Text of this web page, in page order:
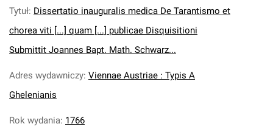
Tytuł: Dissertatio inauguralis medica De Tarantismo et
chorea viti [...] quam [...] publicae Disquisitioni
Submittit Joannes Bapt. Math. Schwarz...
Adres wydawniczy: Viennae Austriae : Typis A
Ghelenianis
Rok wydania: 1766